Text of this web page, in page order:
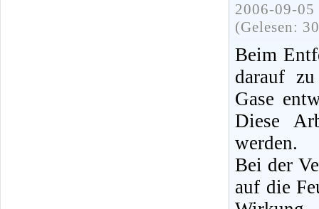
2006-09-
(Gelesen:
Beim
darauf zu
Gase
Diese
werden.
Bei der
auf die